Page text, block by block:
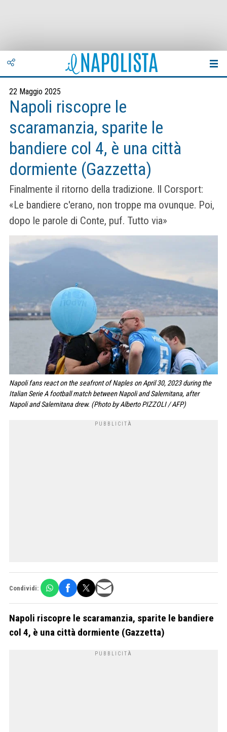
22 Maggio 2025
Napoli riscopre le
scaramanzia, sparite le
bandiere col 4, è una città
dormiente (Gazzetta)
Finalmente il ritorno della tradizione. Il Corsport:
«Le bandiere c'erano, non troppe ma ovunque. Poi,
dopo le parole di Conte, puf. Tutto via»
Napoli fans react on the seafront of Naples on April 30, 2023 during the
Italian Serie A football match between Napoli and Salernitana, after
Napoli and Salernitana drew. (Photo by Alberto PIZZOLI / AFP)
Condividi:
Napoli riscopre le scaramanzia, sparite le bandiere
col 4, è una città dormiente (Gazzetta)